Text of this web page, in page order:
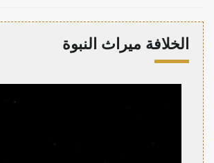
الخلافة ميراث النبوة